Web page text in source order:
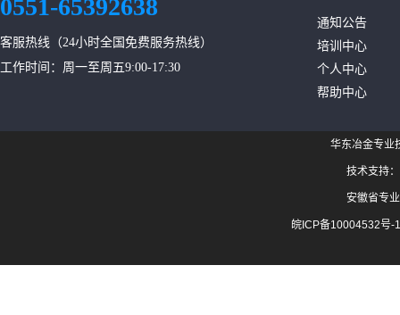
0551-65392638
客服热线（24小时全国免费服务热线）
工作时间：周一至周五9:00-17:30
通知公告
培训中心
个人中心
帮助中心
华东冶金专业
技术支持
安徽省专
皖ICP备10004532号-